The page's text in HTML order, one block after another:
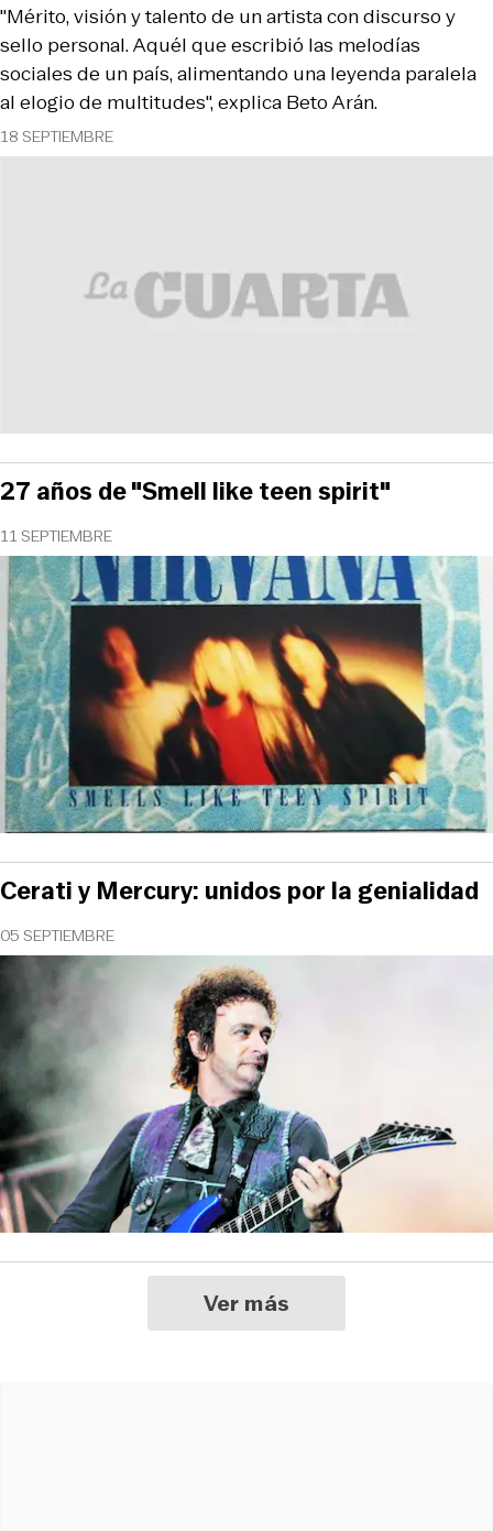
18 SEPTIEMBRE
"Mérito, visión y talento de un artista con discurso y
sello personal. Aquél que escribió las melodías
sociales de un país, alimentando una leyenda paralela
al elogio de multitudes", explica Beto Arán.
11 SEPTIEMBRE
27 años de "Smell like teen spirit"
05 SEPTIEMBRE
Cerati y Mercury: unidos por la genialidad
Ver más